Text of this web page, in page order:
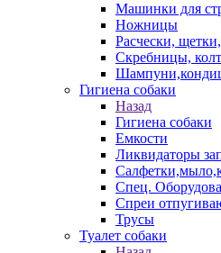
Машинки для
Ножницы
Расчески,
Скребницы,
Гигиена собаки
Назад
Гигиена собаки
Емкости
Ликвидаторы
Спец.
Спреи
Трусы
Туалет собаки